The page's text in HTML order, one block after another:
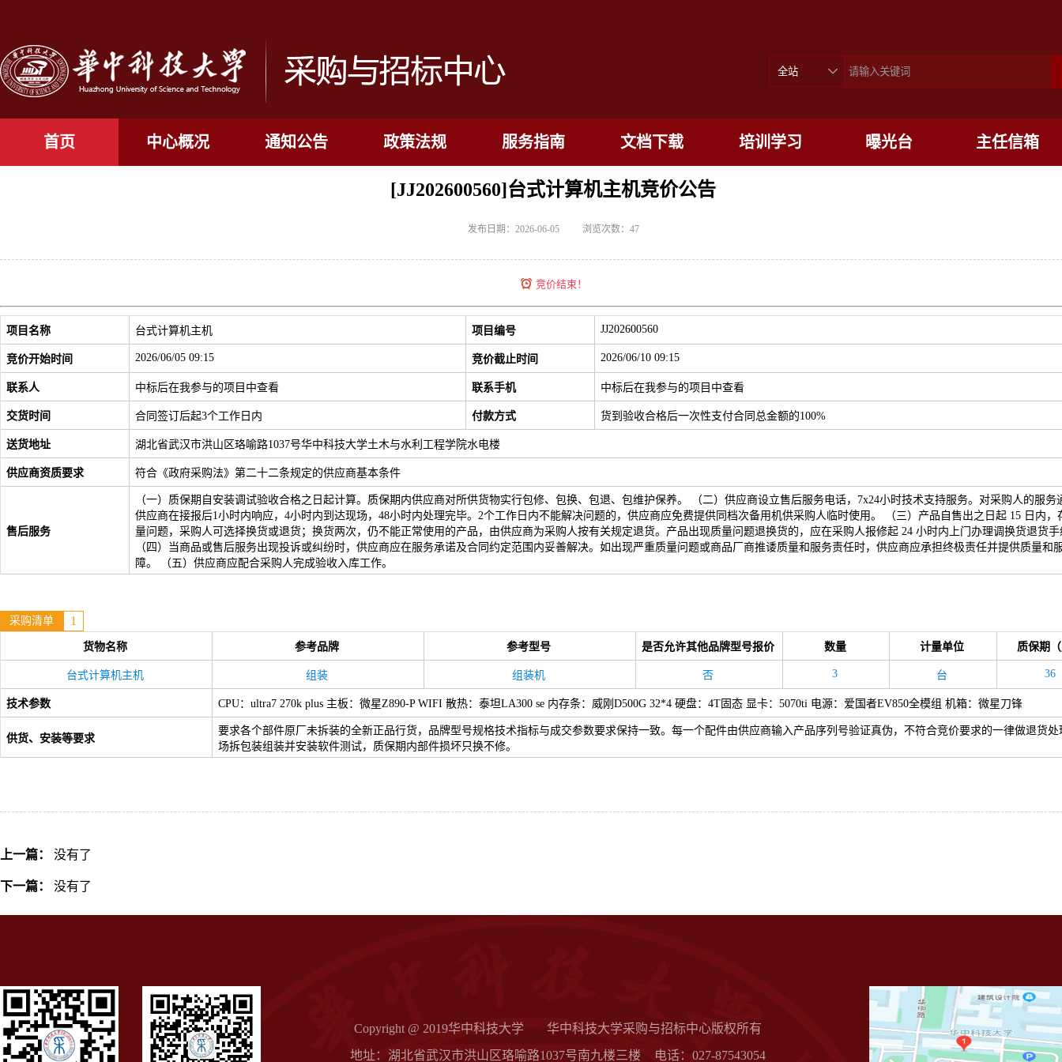
首页 中心概况 通知公告 政策法规 服务指南 文档下载 培训学习 曝光台 主任信箱
[JJ202600560]台式计算机主机竞价公告
发布日期：2026-06-05 浏览次数： 47
竞价结束！
项目名称 台式计算机主机 项目编号 JJ202600560
竞价开始时间 2026/06/05 09:15 竞价截止时间 2026/06/10 09:15
联系人 中标后在我参与的项目中查看 联系手机 中标后在我参与的项目中查看
交货时间 合同签订后起3个工作日内 付款方式 货到验收合格后一次性支付合同总金额的100%
送货地址 湖北省武汉市洪山区珞喻路1037号华中科技大学土木与水利工程学院水电楼
供应商资质要求 符合《政府采购法》第二十二条规定的供应商基本条件
售后服务
（一）质保期自安装调试验收合格之日起计算。质保期内供应商对所供货物实行包修、包换、包退、包维护保养。 （二）供应商设立售后服务电话，7x24小时技术支持服务。对采购人的服务
供应商在接报后1小时内响应，4小时内到达现场，48小时内处理完毕。2个工作日内不能解决问题的，供应商应免费提供同档次备用机供采购人临时使用。 （三）产品自售出之日起 15 日内，
量问题，采购人可选择换货或退货；换货两次，仍不能正常使用的产品，由供应商为采购人按有关规定退货。产品出现质量问题退换货的，应在采购人报修起 24 小时内上门办理调换货退货手
（四）当商品或售后服务出现投诉或纠纷时，供应商应在服务承诺及合同约定范围内妥善解决。如出现严重质量问题或商品厂商推诿质量和服务责任时，供应商应承担终极责任并提供质量和
障。 （五）供应商应配合采购人完成验收入库工作。
采购清单 1
货物名称 参考品牌 参考型号 是否允许其他品牌型号报价 数量 计量单位 质保期
台式计算机主机 组装 组装机 否 3 台 36
技术参数 CPU：ultra7 270k plus 主板：微星Z890-P WIFI 散热：泰坦LA300 se 内存条：威刚D500G 32*4 硬盘：4T固态 显卡：5070ti 电源：爱国者EV850全模组 机箱：微星刀锋
供货、安装等要求
要求各个部件原厂未拆装的全新正品行货，品牌型号规格技术指标与成交参数要求保持一致。每一个配件由供应商输入产品序列号验证真伪，不符合竞价要求的一律做退货处
场拆包装组装并安装软件测试，质保期内部件损坏只换不修。
上一篇： 没有了
下一篇： 没有了
Copyright @ 2019华中科技大学
华中科技大学采购与招标中心版权所有
地址：湖北省武汉市洪山区珞喻路1037号南九楼三楼
电话：027-87543054